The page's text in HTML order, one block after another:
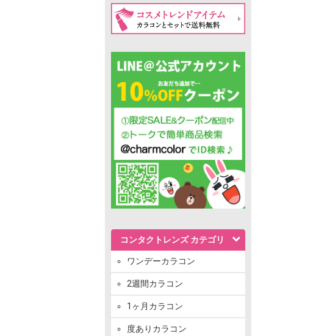
コンタクトレンズ カテゴリ
ワンデーカラコン
2週間カラコン
1ヶ月カラコン
度ありカラコン